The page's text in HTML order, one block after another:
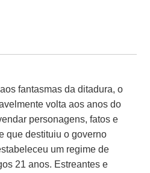
fantasmas da ditadura, o
volta aos anos do
personagens, fatos e
que destituiu o governo
um regime de
21 anos. Estreantes e